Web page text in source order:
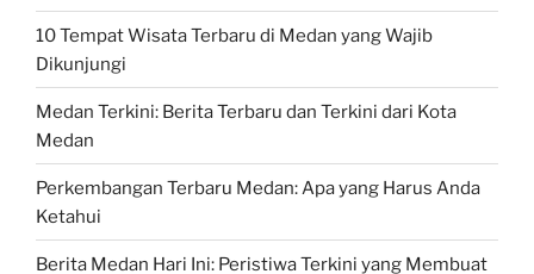
10 Tempat Wisata Terbaru di Medan yang Wajib
Dikunjungi
Medan Terkini: Berita Terbaru dan Terkini dari Kota
Medan
Perkembangan Terbaru Medan: Apa yang Harus Anda
Ketahui
Berita Medan Hari Ini: Peristiwa Terkini yang Membuat